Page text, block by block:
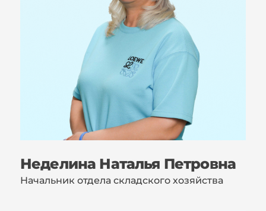
Неделина Наталья Петровна
Начальник отдела складского хозяйства